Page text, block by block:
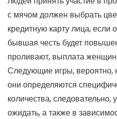
с мячом должен выбрать
кредитную карту лица, если
бывшая честь будет
проливают, выплата
Следующие игры,
они определяются
количества,
ожидать, а также в